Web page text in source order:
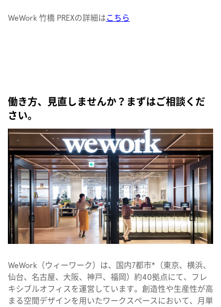
WeWork 竹橋 PREXの詳細はこちら
働き方、見直しませんか？まずはご相談くだ
さい。
WeWork（ウィーワーク）は、国内7都市*（東京、横浜、
仙台、名古屋、大阪、神戸、福岡）約40拠点にて、フレ
キシブルオフィスを運営しています。創造性や生産性が高
まる空間デザインを用いたワークスペースにおいて、月単